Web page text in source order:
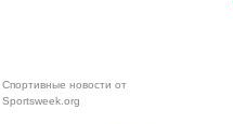
Спортивные новости от
Sportsweek.org